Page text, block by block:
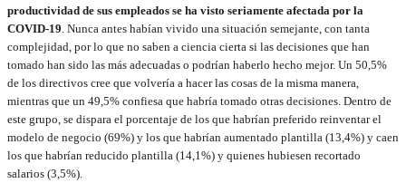
productividad de sus empleados se ha visto seriamente afectada por la
COVID-19 . Nunca antes habían vivido una situación semejante, con tanta
complejidad, por lo que no saben a ciencia cierta si las decisiones que han
tomado han sido las más adecuadas o podrían haberlo hecho mejor. Un 50,5%
de los directivos cree que volvería a hacer las cosas de la misma manera,
mientras que un 49,5% confiesa que habría tomado otras decisiones. Dentro de
este grupo, se dispara el porcentaje de los que habrían preferido reinventar el
modelo de negocio (69%) y los que habrían aumentado plantilla (13,4%) y caen
los que habrían reducido plantilla (14,1%) y quienes hubiesen recortado
salarios (3,5%).